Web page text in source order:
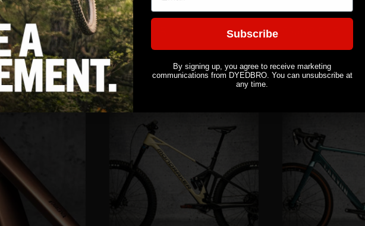
EUR
Stay Free e-Bike
Prix
habituel
63,99€ EUR
Gravel brillant
Subscribe
By signing up, you agree to receive marketing
communications from DYEDBRO. You can unsubscribe at
any time.